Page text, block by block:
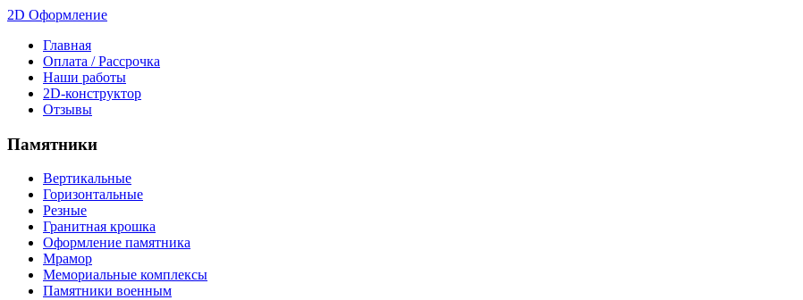
2D Оформление
Главная
Оплата / Рассрочка
Наши работы
2D-конструктор
Отзывы
Памятники
Вертикальные
Горизонтальные
Резные
Гранитная крошка
Оформление памятника
Мрамор
Мемориальные комплексы
Памятники военным